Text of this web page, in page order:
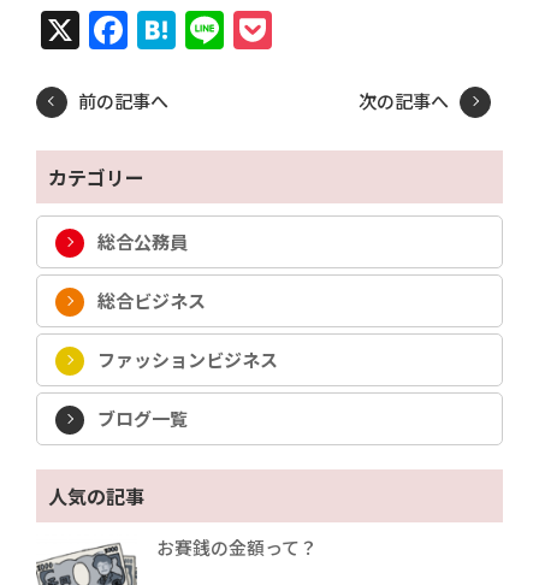
X Facebook
Hatena
Line
前の記事へ 次の記事へ
カテゴリー
総合公務員
総合ビジネス
ファッションビジネス
ブログ一覧
人気の記事
お賽銭の金額って？